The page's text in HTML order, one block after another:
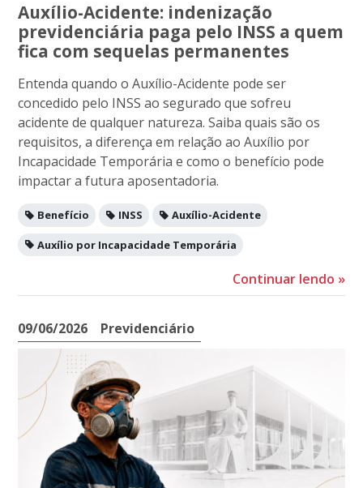
Auxílio-Acidente: indenização
previdenciária paga pelo INSS a quem
fica com sequelas permanentes
Entenda quando o Auxílio-Acidente pode ser
concedido pelo INSS ao segurado que sofreu
acidente de qualquer natureza. Saiba quais são os
requisitos, a diferença em relação ao Auxílio por
Incapacidade Temporária e como o benefício pode
impactar a futura aposentadoria.
Benefício INSS Auxílio-Acidente
Auxílio por Incapacidade Temporária
Continuar lendo »
09/06/2026 Previdenciário